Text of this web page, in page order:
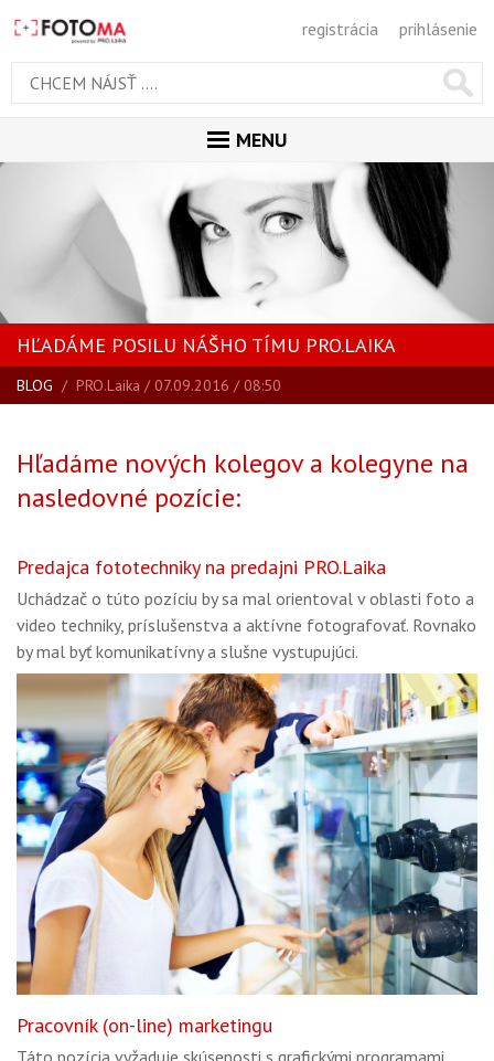
registrácia prihlásenie
MENU
MAGAZÍN
VŠETKY ČLÁNKY
RECENZIE
NOVINKY
BLOG
ŠKOLA FOTOGRAFIE
GALÉRIA
SÚŤAŽE
KALENDÁR AKCIÍ
WORKSHOPY
OBCHOD
HĽADÁME POSILU NÁŠHO TÍMU PRO.LAIKA
BLOG / PRO.Laika / 07.09.2016 / 08:50
Hľadáme nových kolegov a kolegyne na
nasledovné pozície:
Predajca fototechniky na predajni PRO.Laika
Uchádzač o túto pozíciu by sa mal orientoval v oblasti foto a
video techniky, príslušenstva a aktívne fotografovať. Rovnako
by mal byť komunikatívny a slušne vystupujúci.
Pracovník (on-line) marketingu
Táto pozícia vyžaduje skúsenosti s grafickými programami